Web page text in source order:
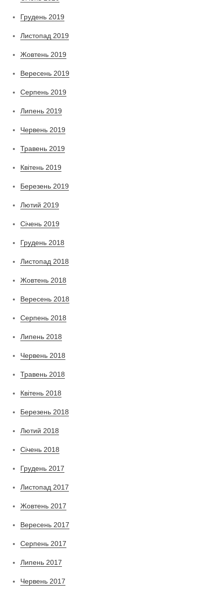
Грудень 2019
Листопад 2019
Жовтень 2019
Вересень 2019
Серпень 2019
Липень 2019
Червень 2019
Травень 2019
Квітень 2019
Березень 2019
Лютий 2019
Січень 2019
Грудень 2018
Листопад 2018
Жовтень 2018
Вересень 2018
Серпень 2018
Липень 2018
Червень 2018
Травень 2018
Квітень 2018
Березень 2018
Лютий 2018
Січень 2018
Грудень 2017
Листопад 2017
Жовтень 2017
Вересень 2017
Серпень 2017
Липень 2017
Червень 2017